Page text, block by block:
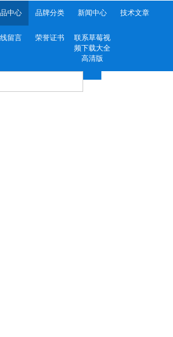
中心 品牌分类 新闻中心 技术文章
留言 荣誉证书
联系草莓视
频下载大全
高清版